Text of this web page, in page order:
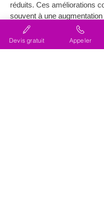
réduits. Ces améliorations
souvent à une augmentation
conversions et à une
des clients. Pour visualiser
être un site modernisé,
Devis gratuit Appeler